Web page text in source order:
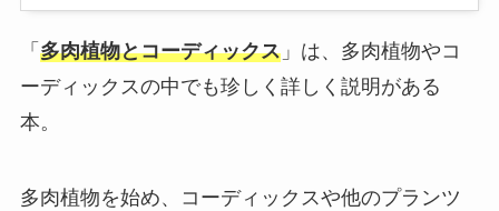
「 多肉植物とコーディックス」は、多肉植物やコ
ーディックスの中でも珍しく詳しく説明がある
本。
多肉植物を始め、コーディックスや他のプランツ